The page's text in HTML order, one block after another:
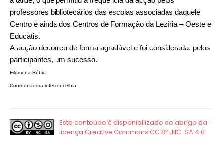
professores bibliotecários das escolas associadas daquele
Centro e ainda dos Centros de Formação da Lezíria – Oeste e
Educatis.
A acção decorreu de forma agradável e foi considerada, pelos
participantes, um sucesso.
Filomena Rúbio
Coordenadora interconcelhia